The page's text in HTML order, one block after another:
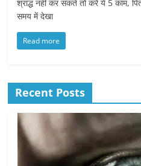
श्राद्ध नहीं कर सकते तो करें ये 5 काम,
समय में देखा
Read more
Recent Posts